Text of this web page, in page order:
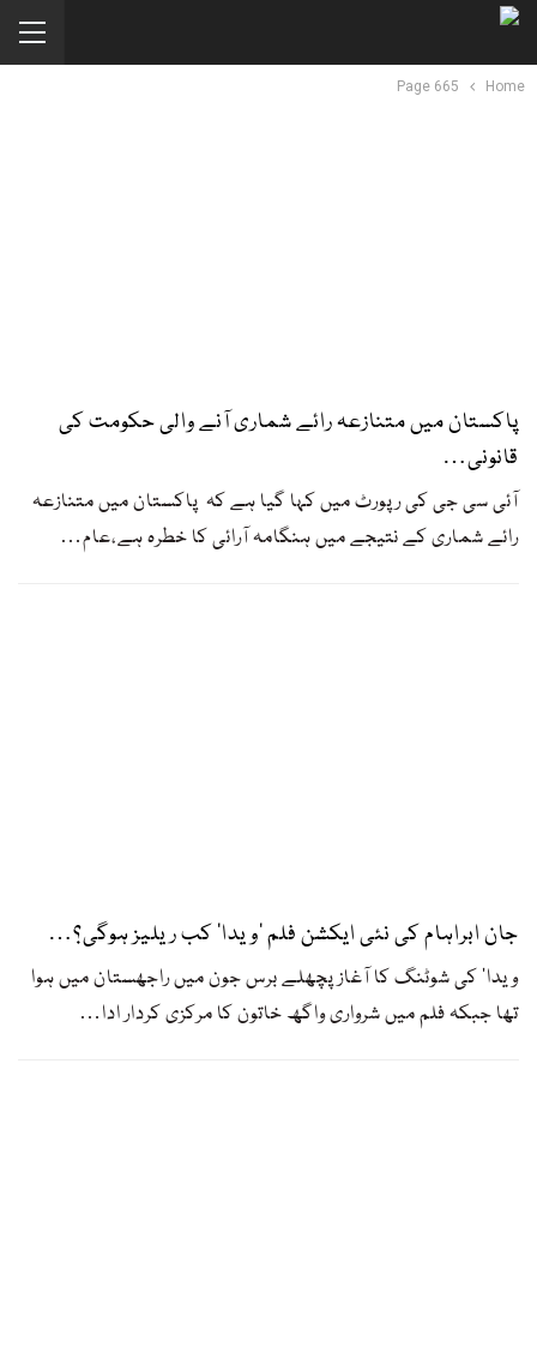
Home
Page 665
پاکستان میں متنازعہ رائے شماری آنے والی حکومت کی
قانونی…
آئی سی جی کی رپورٹ میں کہا گیا ہے کہ پاکستان میں متنازعہ
رائے شماری کے نتیجے میں ہنگامہ آرائی کا خطرہ ہے،عام…
جان ابراہام کی نئی ایکشن فلم ’ویدا‘ کب ریلیز ہوگی؟…
ویدا‘ کی شوٹنگ کا آغاز پچھلے برس جون میں راجھستان میں ہوا
تھا جبکہ فلم میں شرواری واگھ خاتون کا مرکزی کردار ادا…